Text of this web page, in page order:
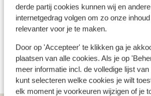
derde partij cookies kunnen wij en
internetgedrag volgen om zo onze
relevanter voor je te maken.
Door op 'Accepteer' te klikken ga je
plaatsen van alle cookies. Als je op
meer informatie incl. de volledige lijst
kunt selecteren welke cookies je wilt
elk moment je voorkeuren wijzigen of je
voor ouderen of mensen die slecht
been zijn.
voor ouderen of mensen die slecht
been zijn.
Dick
Bekijk alle 35